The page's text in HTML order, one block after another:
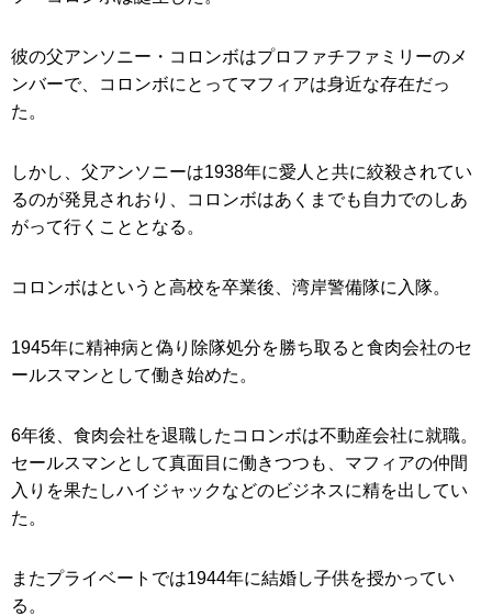
彼の父アンソニー・コロンボはプロファチファミリーのメ
ンバーで、コロンボにとってマフィアは身近な存在だっ
た。
しかし、父アンソニーは1938年に愛人と共に絞殺されてい
るのが発見されおり、コロンボはあくまでも自力でのしあ
がって行くこととなる。
コロンボはというと高校を卒業後、湾岸警備隊に入隊。
1945年に精神病と偽り除隊処分を勝ち取ると食肉会社のセ
ールスマンとして働き始めた。
6年後、食肉会社を退職したコロンボは不動産会社に就職。
セールスマンとして真面目に働きつつも、マフィアの仲間
入りを果たしハイジャックなどのビジネスに精を出してい
た。
またプライベートでは1944年に結婚し子供を授かってい
る。